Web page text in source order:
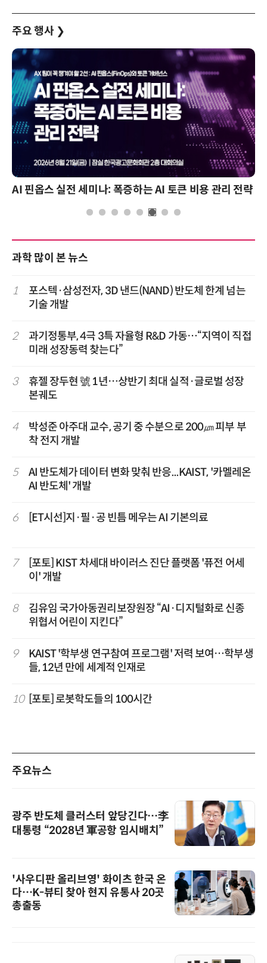
주요 행사 ❯
AI 핀옵스 실전 세미나: 폭증하는 AI 토큰 비용 관리 전략
과학 많이 본 뉴스
1
포스텍·삼성전자, 3D 낸드(NAND) 반도체 한계 넘는
기술 개발
2
과기정통부, 4극 3특 자율형 R&D 가동…“지역이 직접
미래 성장동력 찾는다”
3
휴젤 장두현 號 1년…상반기 최대 실적·글로벌 성장
본궤도
4
박성준 아주대 교수, 공기 중 수분으로 200㎛ 피부 부
착 전지 개발
5
AI 반도체가 데이터 변화 맞춰 반응...KAIST, '카멜레온
AI 반도체' 개발
6 [ET시선]지·필·공 빈틈 메우는 AI 기본의료
7
[포토] KIST 차세대 바이러스 진단 플랫폼 '퓨전 어세
이' 개발
8
김유임 국가아동권리보장원장 “AI·디지털화로 신종
위협서 어린이 지킨다”
9
KAIST '학부생 연구참여 프로그램' 저력 보여…학부생
들, 12년 만에 세계적 인재로
10 [포토] 로봇학도들의 100시간
주요뉴스
광주 반도체 클러스터 앞당긴다…李
대통령 “2028년 軍공항 임시배치”
'사우디판 올리브영' 화이츠 한국 온
다…K-뷰티 찾아 현지 유통사 20곳
총출동